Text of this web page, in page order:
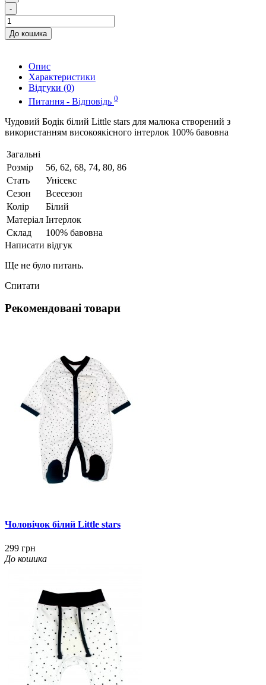
-
До кошика
Опис
Характеристики
Відгуки (0)
Питання - Відповідь 0
Чудовий Бодік білий Little stars для малюка створений з
використанням високоякісного інтерлок 100% бавовна
Загальні
Розмір
56, 62, 68, 74, 80, 86
Стать
Унісекс
Сезон
Всесезон
Колір
Білий
Матеріал Інтерлок
Склад
100% бавовна
Написати відгук
Ще не було питань.
Спитати
Рекомендовані товари
Чоловічок білий Little stars
299 грн
До кошика